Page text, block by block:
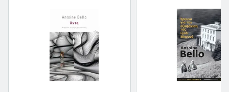
επιχειρηματική του σταδιοδρομία, επιλέγει να
περιορίσει τις επαγγελματικές του φιλοδοξίες
προκειμένου να επανέλθει στη συγγραφή, ιδέα την
οποία δεν είχε εγκαταλείψει από το 1998, όταν
δημοσίευσε το "Εγκώμιο του ανεύρετου κομματιού",
προσωπικό φόρο τιμής στον Ζορζ Περέκ. Επιδίδεται